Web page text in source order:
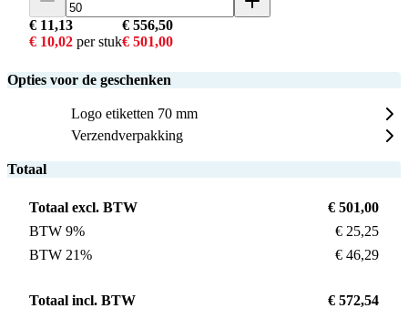
€ 11,13
€ 10,02 per stuk
€ 556,50
€ 501,00
Opties voor de geschenken
Logo etiketten 70 mm
Verzendverpakking
Totaal
Totaal excl. BTW
€ 501,00
BTW 9%
€ 25,25
BTW 21%
€ 46,29
Totaal incl. BTW € 572,54